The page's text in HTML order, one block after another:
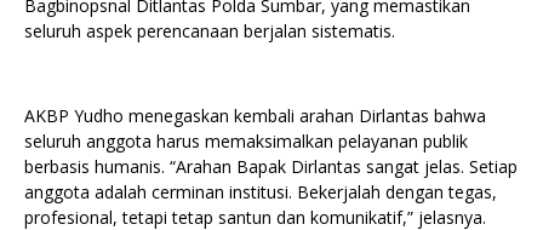
Bagbinopsnal Ditlantas Polda Sumbar, yang memastikan
seluruh aspek perencanaan berjalan sistematis.
AKBP Yudho menegaskan kembali arahan Dirlantas bahwa
seluruh anggota harus memaksimalkan pelayanan publik
berbasis humanis. “Arahan Bapak Dirlantas sangat jelas. Setiap
anggota adalah cerminan institusi. Bekerjalah dengan tegas,
profesional, tetapi tetap santun dan komunikatif,” jelasnya.